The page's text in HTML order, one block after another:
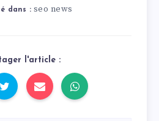
dans : seo news
l'article :